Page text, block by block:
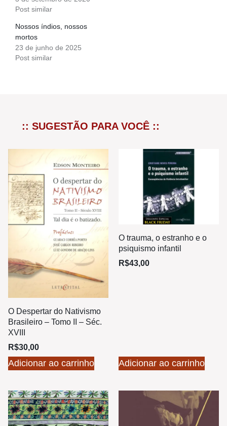
Post similar
Nossos índios, nossos
mortos
23 de junho de 2025
Post similar
:: SUGESTÃO PARA VOCÊ ::
O Despertar do Nativismo
Brasileiro – Tomo II – Séc.
XVIII
R$30,00
Adicionar ao carrinho
O trauma, o estranho e o
psiquismo infantil
R$43,00
Adicionar ao carrinho